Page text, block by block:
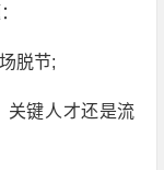
脱节;
关键人才还是流